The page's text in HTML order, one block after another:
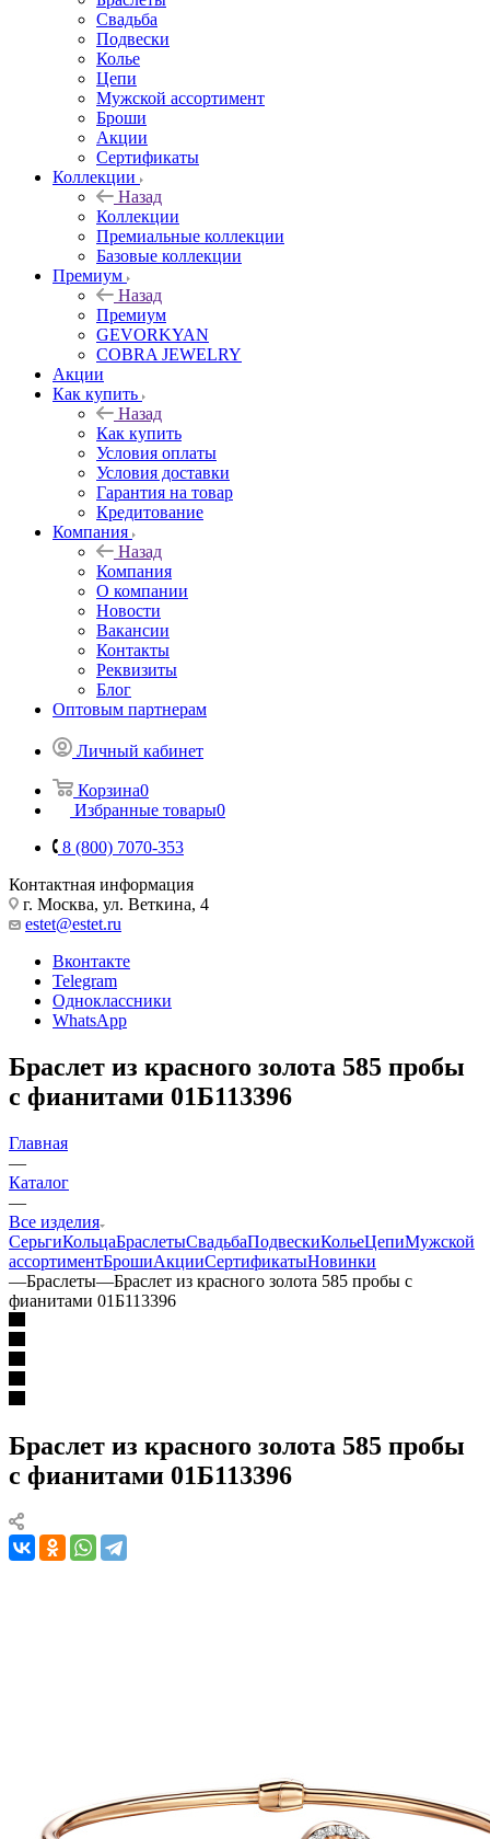
Свадьба
Подвески
Колье
Цепи
Мужской ассортимент
Броши
Акции
Сертификаты
Коллекции
Назад
Коллекции
Премиальные коллекции
Базовые коллекции
Премиум
Назад
Премиум
GEVORKYAN
COBRA JEWELRY
Акции
Как купить
Назад
Как купить
Условия оплаты
Условия доставки
Гарантия на товар
Кредитование
Компания
Назад
Компания
О компании
Новости
Вакансии
Контакты
Реквизиты
Блог
Оптовым партнерам
Личный кабинет
Корзина0
Избранные товары0
8 (800) 7070-353
Контактная информация
г. Москва, ул. Веткина, 4
estet@estet.ru
Вконтакте
Telegram
Одноклассники
WhatsApp
Браслет из красного золота 585 пробы
с фианитами 01Б113396
Главная
—
Каталог
—
Все изделия
СерьгиКольцаБраслетыСвадьбаПодвескиКольеЦепиМужской
ассортиментБрошиАкцииСертификатыНовинки
—Браслеты—Браслет из красного золота 585 пробы с
фианитами 01Б113396
Браслет из красного золота 585 пробы
с фианитами 01Б113396